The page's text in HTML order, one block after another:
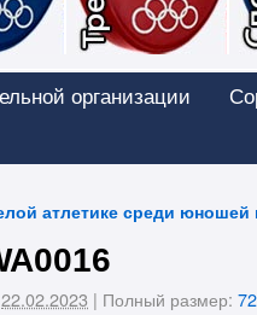
организации
атлетике среди
22.02.2023 | Полный размер: